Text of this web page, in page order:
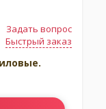
Задать вопрос
Быстрый заказ